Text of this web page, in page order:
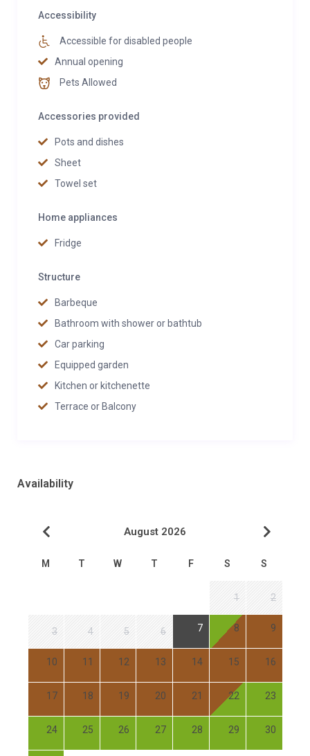
Accessibility
Accessible for disabled people
Annual opening
Pets Allowed
Accessories provided
Pots and dishes
Sheet
Towel set
Home appliances
Fridge
Structure
Barbeque
Bathroom with shower or bathtub
Car parking
Equipped garden
Kitchen or kitchenette
Terrace or Balcony
Availability
August 2026
M T W T F S S
1 2
3 4 5 6 7 8 9
10 11 12 13 14 15 16
17 18 19 20 21 22 23
24 25 26 27 28 29 30